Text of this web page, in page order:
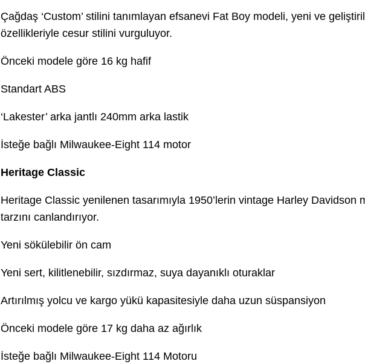
Çağdaş ‘Custom’ stilini tanımlayan efsanevi Fat Boy modeli, yeni ve
özellikleriyle cesur stilini vurguluyor.
Önceki modele göre 16 kg hafif
Standart ABS
‘Lakester’ arka jantlı 240mm arka lastik
İsteğe bağlı Milwaukee-Eight 114 motor
Heritage Classic
Heritage Classic yenilenen tasarımıyla 1950’lerin vintage Harley Davidson
tarzını canlandırıyor.
Yeni sökülebilir ön cam
Yeni sert, kilitlenebilir, sızdırmaz, suya dayanıklı oturaklar
Artırılmış yolcu ve kargo yükü kapasitesiyle daha uzun süspansiyon
Önceki modele göre 17 kg daha az ağırlık
İsteğe bağlı Milwaukee-Eight 114 Motoru